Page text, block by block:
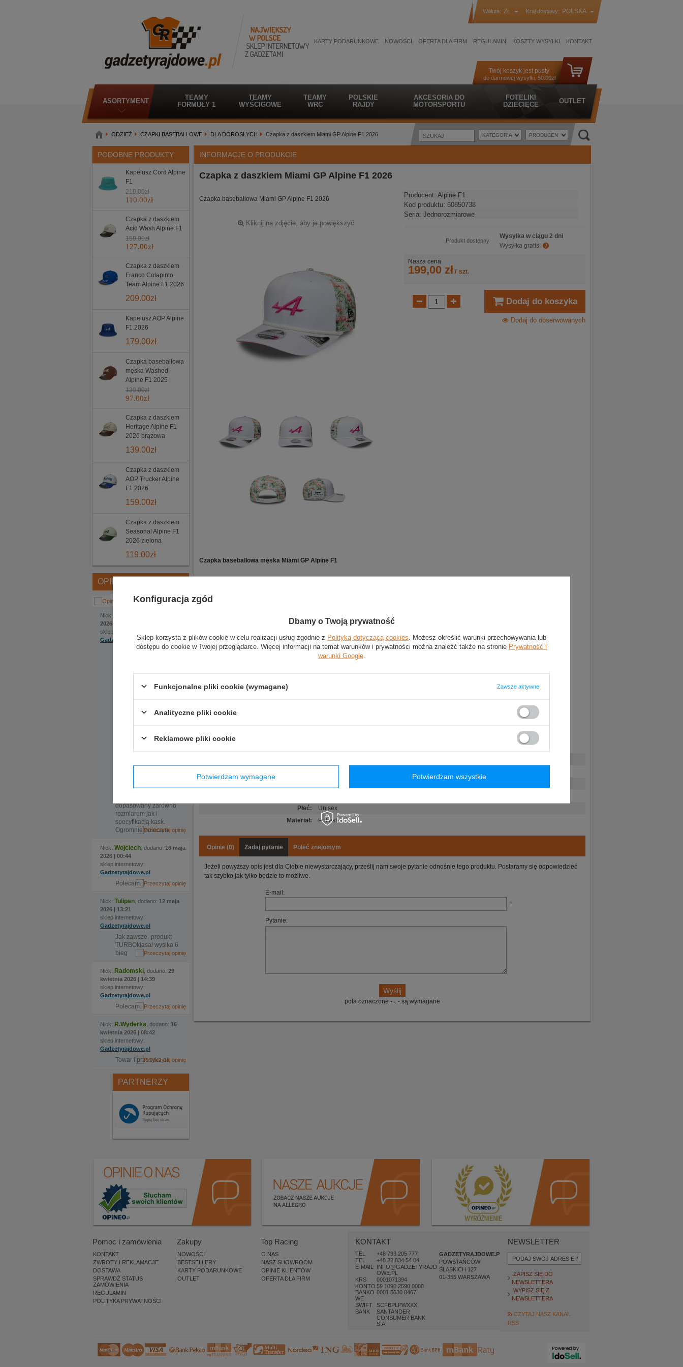
Waluta: ZŁ Kraj dostawy: POLSKA
KARTY PODARUNKOWE NOWOŚCI OFERTA DLA FIRM REGULAMIN KOSZTY WYSYŁKI KONTAKT
Twój koszyk jest pusty
do darmowej wysyłki: 50.00zł
ASORTYMENT
TEAMY
FORMUŁY 1
TEAMY
WYŚCIGOWE
TEAMY
WRC
POLSKIE
RAJDY
AKCESORIA DO
MOTORSPORTU
FOTELIKI
DZIECIĘCE
OUTLET
ODZIEŻ CZAPKI BASEBALLOWE DLA DOROSŁYCH Czapka z daszkiem Miami GP Alpine F1 2026
PODOBNE PRODUKTY
Kapelusz Cord Alpine
F1
219.00zł
110.00zł
Czapka z daszkiem
Acid Wash Alpine F1
159.00zł
127.00zł
Czapka z daszkiem
Franco Colapinto
Team Alpine F1 2026
209.00zł
Kapelusz AOP Alpine
F1 2026
179.00zł
Czapka baseballowa
męska Washed
Alpine F1 2025
139.00zł
97.00zł
Czapka z daszkiem
Heritage Alpine F1
2026 brązowa
139.00zł
Czapka z daszkiem
AOP Trucker Alpine
F1 2026
159.00zł
Czapka z daszkiem
Seasonal Alpine F1
2026 zielona
119.00zł
OPINIE
Nick:
2026 | 22:22
sklep internetowy:
Gadzetyrajdowe.pl
Na szczególną uwagę
zaproponowała
zamówiliśmy kask w
ekspedientka
interesuje wymaga
kask i w krótkim czasie
dopasowany zarówno
rozmiarem jak i
specyfikacją kask.
Ogromnie polecam!
Nick: Wojciech , dodano: 16 maja
2026 | 00:44
sklep internetowy:
Gadzetyrajdowe.pl
Polecam.
Nick: Tulipan , dodano: 12 maja
2026 | 13:21
sklep internetowy:
Gadzetyrajdowe.pl
Jak zawsze- produkt
TURBOklasa/ wyslka 6
bieg
Nick: Radomski , dodano: 29
kwietnia 2026 | 14:39
sklep internetowy:
Gadzetyrajdowe.pl
Polecam.
Nick: R.Wyderka , dodano: 16
kwietnia 2026 | 08:42
sklep internetowy:
Gadzetyrajdowe.pl
Towar i przesyka ok
PARTNERZY
INFORMACJE O PRODUKCIE
Czapka z daszkiem Miami GP Alpine F1 2026
Czapka baseballowa Miami GP Alpine F1 2026
Kliknij na zdjęcie, aby je powiększyć
Producent: Alpine F1
Kod produktu: 60850738
Seria: Jednorozmiarowe
Produkt dostępny
Wysyłka w ciągu 2 dni
Wysyłka gratis!
Nasza cena
199,00 zł/ szt.
Dodaj do koszyka
Dodaj do obserwowanych
Czapka baseballowa męska Miami GP Alpine F1
Kolor: biały
Najnowsza czapka baseballowa z kolekcji Alpine F1
Z boku naszywka z logotypem zespołu
Płeć:
Unisex
Materiał: Poliester
Opinie (0) Zadaj pytanie Poleć znajomym
Jeżeli powyższy opis jest dla Ciebie niewystarczający, prześlij nam swoje pytanie odnośnie tego produktu. Postaramy się odpowiedzieć
tak szybko jak tylko będzie to możliwe.
E-mail:
Pytanie:
pola oznaczone - - są wymagane
Pomoc i zamówienia
KONTAKT
ZWROTY I REKLAMACJE
DOSTAWA
SPRAWDŹ STATUS
ZAMÓWIENIA
REGULAMIN
POLITYKA PRYWATNOŚCI
Zakupy
NOWOŚCI
BESTSELLERY
KARTY PODARUNKOWE
OUTLET
Top Racing
O NAS
NASZ SHOWROOM
OPINIE KLIENTÓW
OFERTA DLA FIRM
KONTAKT
TEL
+48 793 205 777
TEL
+48 22 834 54 04
E-MAIL
INFO@GADZETYRAJD
OWE.PL
KRS
0001071394
KONTO
BANKO
WE
59 1090 2590 0000
0001 5630 0467
SWIFT
SCFBPLPWXXX
BANK
SANTANDER
CONSUMER BANK
S.A.
GADZETYRAJDOWE.PL
POWSTAŃCÓW
ŚLĄSKICH 127
01-355 WARSZAWA
NEWSLETTER
ZAPISZ SIĘ DO
NEWSLETTERA
WYPISZ SIĘ Z
NEWSLETTERA
CZYTAJ NASZ KANAŁ
RSS
przegląda teraz nasz sklep
×
Konfiguracja zgód
Dbamy o Twoją prywatność
Sklep korzysta z plików cookie w celu realizacji usług zgodnie z Polityką dotyczącą cookies . Możesz określić warunki przechowywania lub
dostępu do cookie w Twojej przeglądarce. Więcej informacji na temat warunków i prywatności można znaleźć także na stronie Prywatność i
warunki Google.
Funkcjonalne pliki cookie (wymagane) Zawsze aktywne
Analityczne pliki cookie
Reklamowe pliki cookie
Potwierdzam wymagane Potwierdzam wszystkie